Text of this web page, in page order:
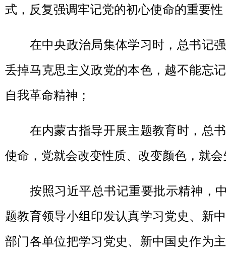
式，反复强调牢记党的初心使命的重要性
在中央政治局集体学习时，总书记强
丢掉马克思主义政党的本色，越不能忘
自我革命精神；
在内蒙古指导开展主题教育时，总书
使命，党就会改变性质、改变颜色，就
按照习近平总书记重要批示精神，中
题教育领导小组印发认真学习党史、新
部门各单位把学习党史、新中国史作为